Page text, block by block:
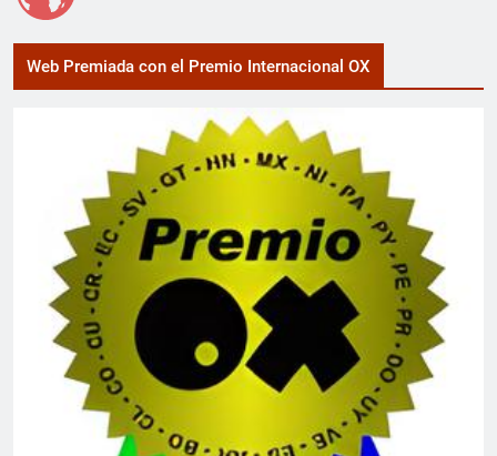
Web Premiada con el Premio Internacional OX